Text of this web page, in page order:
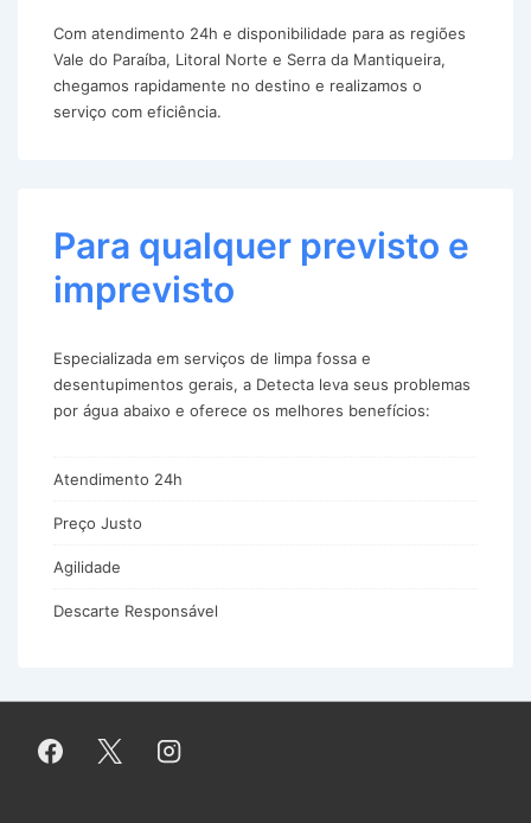
Com atendimento 24h e disponibilidade para as regiões
Vale do Paraíba, Litoral Norte e Serra da Mantiqueira,
chegamos rapidamente no destino e realizamos o
serviço com eficiência.
Para qualquer previsto e
imprevisto
Especializada em serviços de limpa fossa e
desentupimentos gerais, a Detecta leva seus problemas
por água abaixo e oferece os melhores benefícios:
Atendimento 24h
Preço Justo
Agilidade
Descarte Responsável